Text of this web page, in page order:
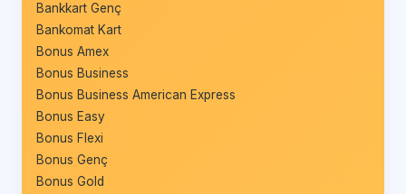
Bankkart Genç
Bankomat Kart
Bonus Amex
Bonus Business
Bonus Business American Express
Bonus Easy
Bonus Flexi
Bonus Genç
Bonus Gold